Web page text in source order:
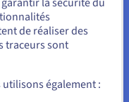
en États-
de votre pays (États-
de réaliser des
traceurs sont
également :